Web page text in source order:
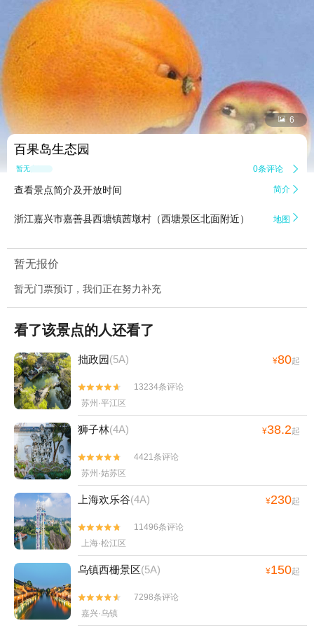
 6
百果岛生态园
暂无点评 0条评论 
查看景点简介及开放时间 简介 
浙江嘉兴市嘉善县西塘镇茜墩村（西塘景区北面附近） 地图 
暂无报价
暂无门票预订，我们正在努力补充
看了该景点的人还看了
拙政园(5A) ¥80起


13234条评论
苏州·平江区
狮子林(4A) ¥38.2起


4421条评论
苏州·姑苏区
上海欢乐谷(4A) ¥230起


11496条评论
上海·松江区
乌镇西栅景区(5A) ¥150起


7298条评论
嘉兴·乌镇
